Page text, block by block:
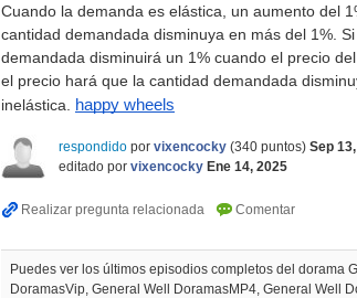
Cuando la demanda es elástica, un aumento del
cantidad demandada disminuya en más del 1%.
demandada disminuirá un 1% cuando el precio
el precio hará que la cantidad demandada
inelástica.
happy wheels
respondido por vixencocky (340 puntos) Sep
editado por vixencocky Ene 14, 2025
Puedes ver los últimos episodios completos del dorama
DoramasVip, General Well DoramasMP4, General Well